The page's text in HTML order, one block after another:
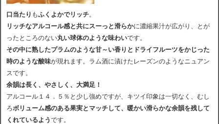
口当たり もふくよかでリッチ。
リッチなアルコール感と共にスーっと滑らかに濃縮果汁が広がり、とが
ったところのない丸い球体のような味わいです。
その中に熟したプラムのような甘～い香りとドライフルーツをかじった
時のような酸味が現れます。ラム酒に漬けたレーズンのようなニュアン
スです。
余韻は長く、やさしく、大満足！
アルコール１４．５％と少し強めですが、キツイ印象は一切なく、むし
ろボリューム感のある果実とマッチして、暖かい滑らかな余韻を残して
くれているよう です。